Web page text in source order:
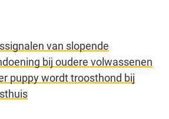
van slopende
bij oudere volwassenen
puppy wordt troosthond bij